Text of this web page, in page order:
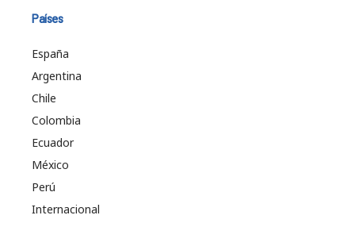
Países
España
Argentina
Chile
Colombia
Ecuador
México
Perú
Internacional